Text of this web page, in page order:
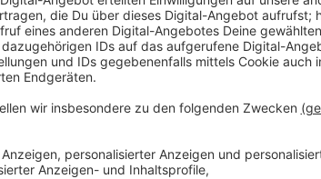
gesorgt, so der ACE. Außerdem sei jedes dritte
auf der Gehwegseite. Grundsätzlich seien die
Beispiel durch eine Fußgängerampel und eine
Situation als mangelhaft ein.
Die Politik müsse Verantwortung übernehmen, so
Untersuchung arbeitet die Stadt gerade an
Winter vorliegen.